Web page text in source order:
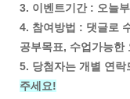
3. 이벤트기간 : 오늘
4. 참여방법 : 댓글로
공부목표, 수업가능한
5. 당첨자는 개별 연락
주세요!